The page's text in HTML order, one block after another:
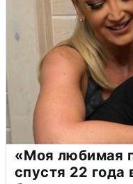
«Моя любимая
спустя 22 года